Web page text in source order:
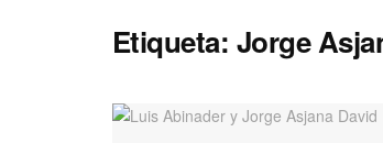
Etiqueta: Jorge